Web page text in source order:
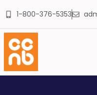
1-800-376-5353